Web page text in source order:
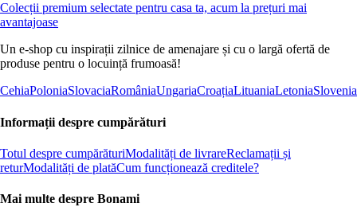
Colecții premium selectate pentru casa ta, acum la prețuri mai
avantajoase
Un e-shop cu inspirații zilnice de amenajare și cu o largă ofertă de
produse pentru o locuință frumoasă!
CehiaPoloniaSlovaciaRomâniaUngariaCroațiaLituaniaLetoniaSlovenia
Informații despre cumpărături
Totul despre cumpărăturiModalități de livrareReclamații și
returModalități de platăCum funcționează creditele?
Mai multe despre Bonami